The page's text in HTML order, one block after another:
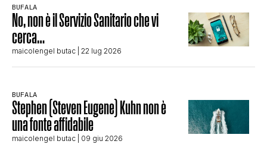
BUFALA
No, non è il Servizio Sanitario che vi
cerca…
maicolengel butac | 22 lug 2026
BUFALA
Stephen (Steven Eugene) Kuhn non è
una fonte affidabile
maicolengel butac | 09 giu 2026